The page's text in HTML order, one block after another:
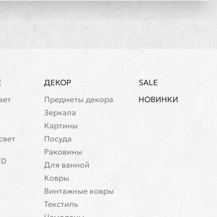
ДЕКОР
Предметы декора
Зеркала
Картины
Посуда
Раковины
Для ванной
Ковры
Винтажные ковры
Текстиль
SALE
НОВИНКИ